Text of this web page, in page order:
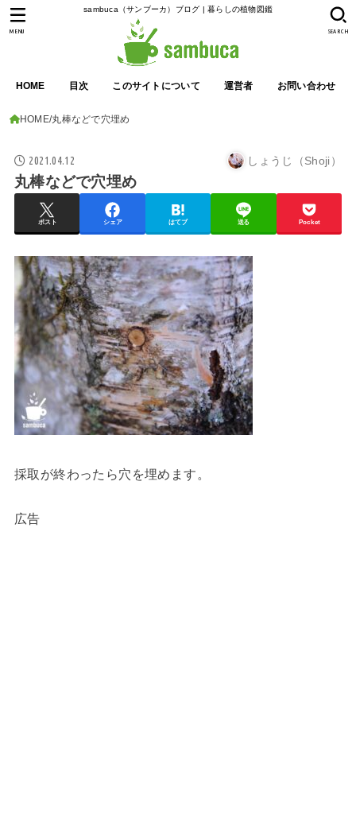
sambuca（サンブーカ）ブログ | 暮らしの植物図鑑
HOME 目次 このサイトについて 運営者 お問い合わせ
SEARCH
MENU
HOME 丸棒などで穴埋め
2021.04.12 しょうじ（Shoji）
丸棒などで穴埋め
ポスト シェア はてブ 送る Pocket
採取が終わったら穴を埋めます。
広告